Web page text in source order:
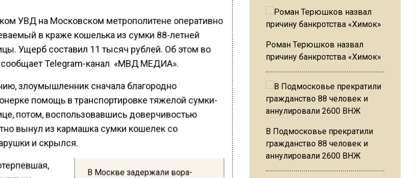
УВД на Московском метрополитене оперативно
в краже кошелька из сумки 88-летней
Ущерб составил 11 тысяч рублей. Об этом во
сообщает Telegram-канал «МВД МЕДИА».
злоумышленник сначала благородно
помощь в транспортировке тяжелой сумки-
потом, воспользовавшись доверчивостью
вынул из кармашка сумки кошелек со
и скрылся.
В Москве задержали вора-
Роман Терюшков назвал
причину банкротства «Химок»
В Подмосковье прекратили
гражданство 88 человек и
аннулировали 2600 ВНЖ